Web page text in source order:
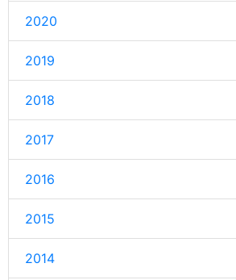
2020
2019
2018
2017
2016
2015
2014